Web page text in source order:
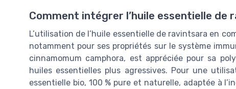
Comment intégrer l’huile essentielle
L’utilisation de l’huile essentielle de ravintsara en
notamment pour ses propriétés sur le système
cinnamomum camphora, est appréciée pour sa
huiles essentielles plus agressives. Pour une
essentielle bio, 100 % pure et naturelle, adaptée à